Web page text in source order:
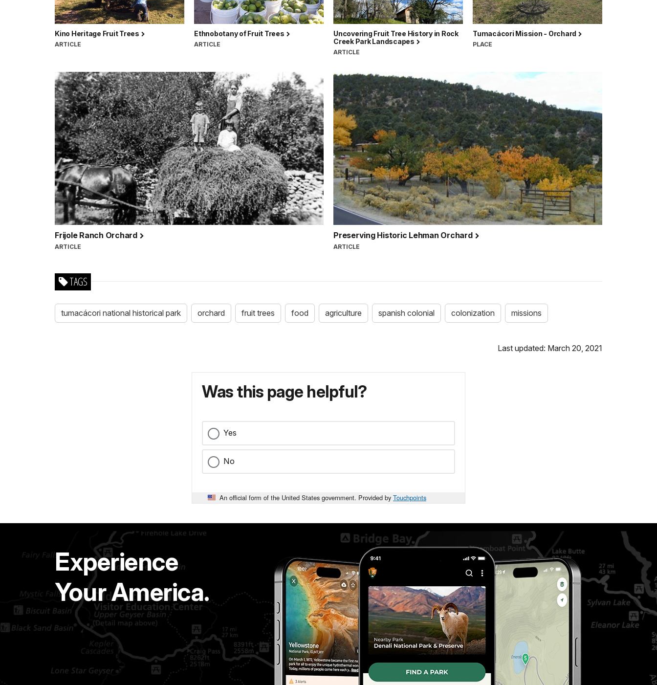
Kino Heritage Fruit Trees
ARTICLE
Ethnobotany of Fruit Trees
ARTICLE
Uncovering Fruit Tree History in Rock
Creek Park Landscapes
ARTICLE
Tumacácori Mission - Orchard
PLACE
Frijole Ranch Orchard
ARTICLE
Preserving Historic Lehman Orchard
ARTICLE
TAGS
tumacácori national historical park orchard fruit trees food agriculture spanish colonial colonization missions
Last updated: March 20, 2021
Was this page helpful?
Yes
No
An official form of the United States government. Provided by Touchpoints
Experience
Your America.